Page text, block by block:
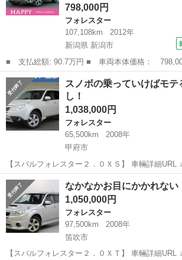
798,000円
フォレスター
107,108km
2012年
新潟県 新潟市
■ 支払総額: 90.7万円 ■ 車両本体価格： 798,000 円 ■ メーカー
名： スバル ■ 車種名： フォレスター ■ グレ
ＸＴ アイサイト 東海仕入 ４ＷＤ ターボ Ｖ
ティ 衝突被...
新潟 新潟市 フォレスター
スノボの乗っていけばモテ
し！
1,038,000円
フォレスター
65,500km
2008年
甲府市
【スバルフォレスター２．０ＸＳ】 車輛詳細URL ↓↓
https://www.otoron.jp/lists/detail?carno=035124 LINEで簡単問合せ！24
時間・見積り・相談無料で出...
山梨 甲府市 フォレスター オトロン
なかなかお目にかかれない
1,050,000円
フォレスター
97,500km
2008年
笛吹市
【スバルフォレスター２．０ＸＴ】 車輛詳細URL ↓↓